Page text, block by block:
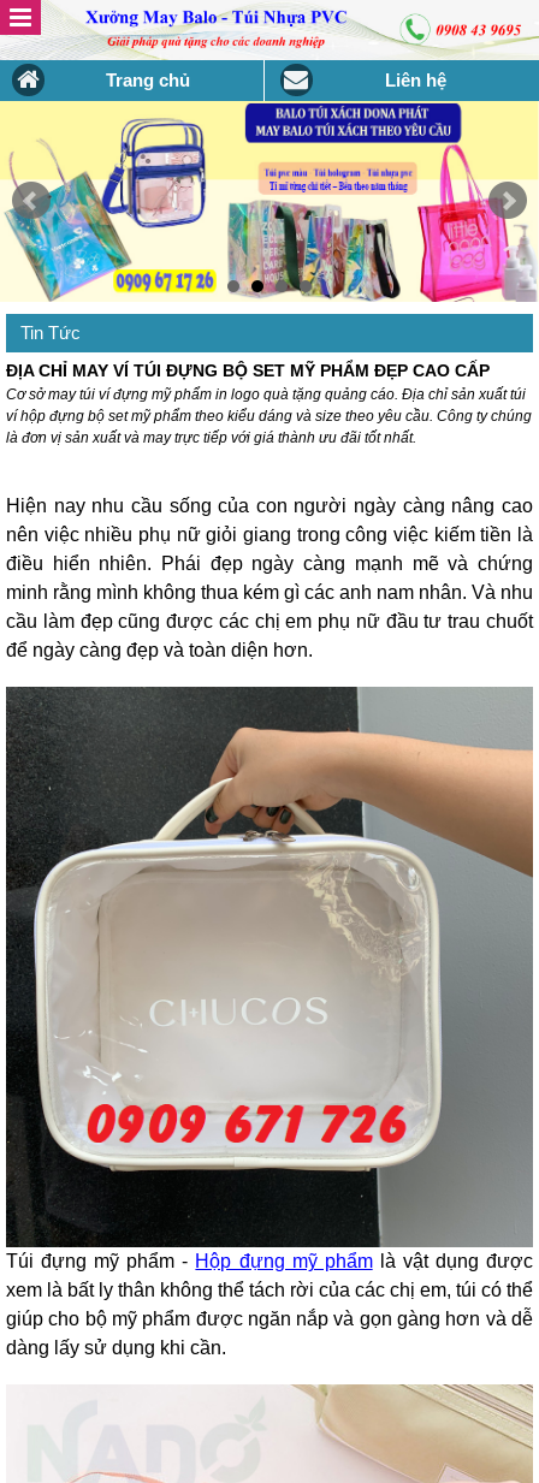
Trang chủ Liên hệ
Tin Tức
ĐỊA CHỈ MAY VÍ TÚI ĐỰNG BỘ SET MỸ PHẨM ĐẸP CAO CẤP
Cơ sở may túi ví đựng mỹ phẩm in logo quà tặng quảng cáo. Địa chỉ sản xuất túi
ví hộp đựng bộ set mỹ phẩm theo kiểu dáng và size theo yêu cầu. Công ty chúng
là đơn vị sản xuất và may trực tiếp với giá thành ưu đãi tốt nhất.
Hiện nay nhu cầu sống của con người ngày càng nâng cao
nên việc nhiều phụ nữ giỏi giang trong công việc kiếm tiền là
điều hiển nhiên. Phái đẹp ngày càng mạnh mẽ và chứng
minh rằng mình không thua kém gì các anh nam nhân. Và nhu
cầu làm đẹp cũng được các chị em phụ nữ đầu tư trau chuốt
để ngày càng đẹp và toàn diện hơn.
Túi đựng mỹ phẩm - Hộp đựng mỹ phẩmlà vật dụng được
xem là bất ly thân không thể tách rời của các chị em, túi có thể
giúp cho bộ mỹ phẩm được ngăn nắp và gọn gàng hơn và dễ
dàng lấy sử dụng khi cần.